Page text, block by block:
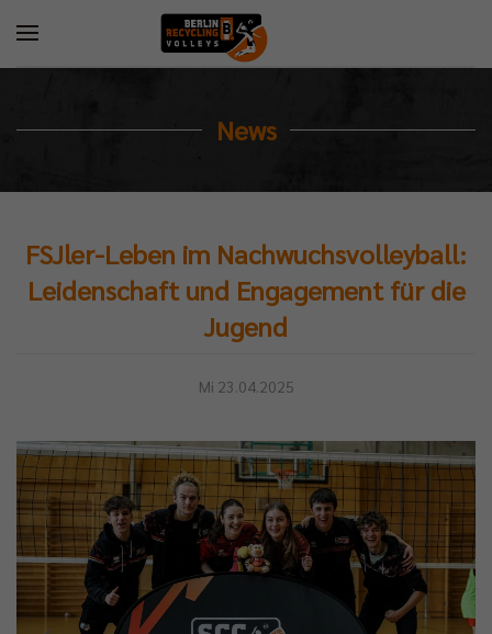
News
FSJler-Leben im Nachwuchsvolleyball:
Leidenschaft und Engagement für die
Jugend
Mi 23.04.2025